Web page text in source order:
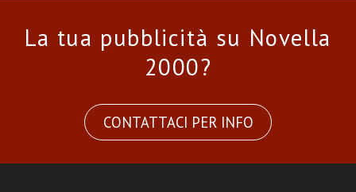
La tua pubblicità su Novella
2000?
CONTATTACI PER INFO